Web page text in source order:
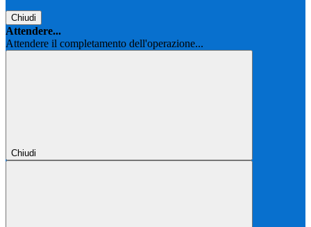
Chiudi
Attendere...
Attendere il completamento dell'operazione...
Chiudi